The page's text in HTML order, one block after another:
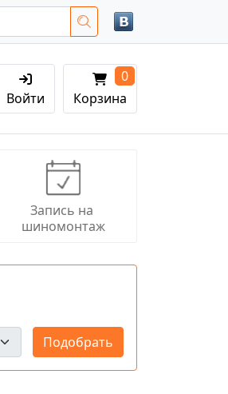
Войти Корзина
0
Запись на
шиномонтаж